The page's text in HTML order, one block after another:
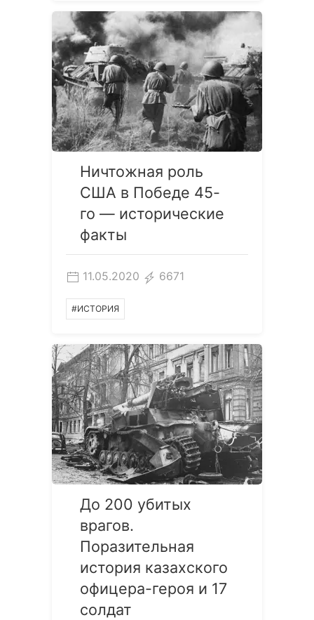
Ничтожная роль
США в Победе 45-
го — исторические
факты
11.05.2020 6671
#ИСТОРИЯ
До 200 убитых
врагов.
Поразительная
история казахского
офицера-героя и 17
солдат